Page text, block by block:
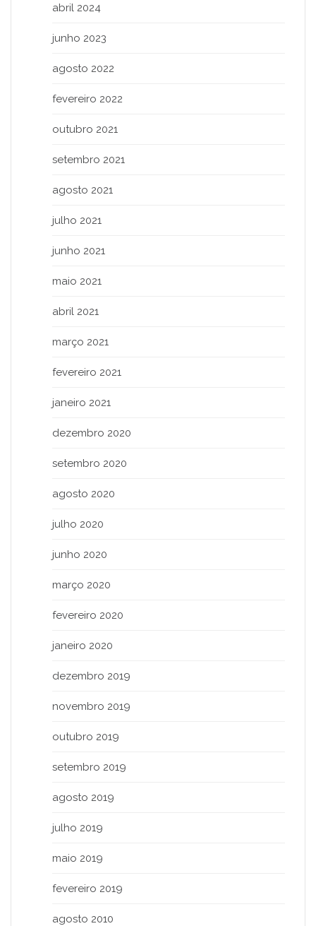
abril 2024
junho 2023
agosto 2022
fevereiro 2022
outubro 2021
setembro 2021
agosto 2021
julho 2021
junho 2021
maio 2021
abril 2021
março 2021
fevereiro 2021
janeiro 2021
dezembro 2020
setembro 2020
agosto 2020
julho 2020
junho 2020
março 2020
fevereiro 2020
janeiro 2020
dezembro 2019
novembro 2019
outubro 2019
setembro 2019
agosto 2019
julho 2019
maio 2019
fevereiro 2019
agosto 2010